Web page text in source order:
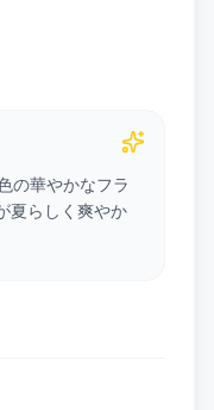
の華やかなフラ
夏らしく爽やか